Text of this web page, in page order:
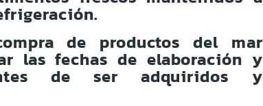
de productos del mar
las fechas de elaboración y
de ser adquiridos y